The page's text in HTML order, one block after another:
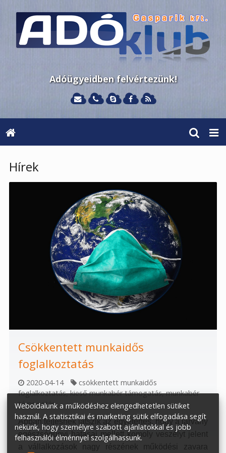
Adóügyeidben felvértezünk!
Hírek
Csökkentett munkaidős
foglalkoztatás
2020-04-14
csökkentett munkaidős
foglalkoztatás,kieső munkabér támogatás,munkabér
támogatás
Abban teljesnek látszik az egyetértés, hogy a járvány
egészségügyi hatásai mellett komoly veszélyt jelent
a vállalkozások nagy részének működési zavara
Weboldalunk a működéshez elengedhetetlen sütiket
használ. A statisztikai és marketing sütik elfogadása segít
nekünk, hogy személyre szabott ajánlatokkal és jobb
felhasználói élménnyel szolgálhassunk.